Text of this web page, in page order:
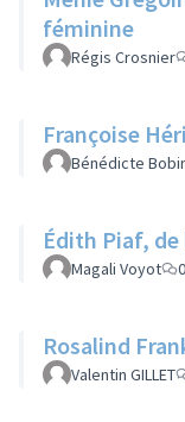
féminine
Régis Crosnier
Françoise
Bénédicte
Édith Piaf, de
Magali Voyot 0
Rosalind
Valentin GILLET